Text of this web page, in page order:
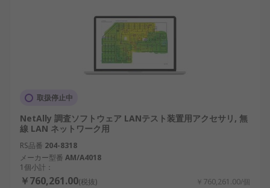
取扱停止中
NetAlly 調査ソフトウェア LANテスト装置用アクセサリ, 無
線 LAN ネットワーク用
RS品番 204-8318
メーカー型番 AM/A4018
1個小計：
￥760,261.00(税抜) ￥760,261.00/個